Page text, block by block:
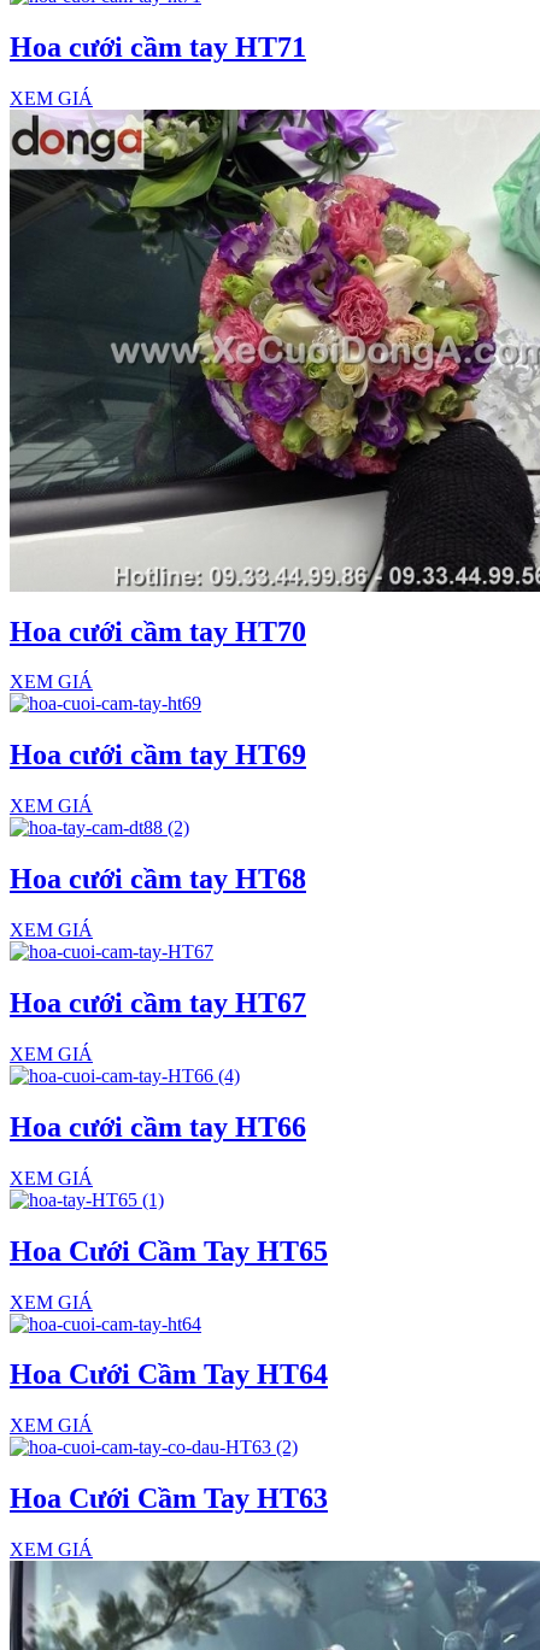
Hoa cưới cầm tay HT71
XEM GIÁ
Hoa cưới cầm tay HT70
XEM GIÁ
Hoa cưới cầm tay HT69
XEM GIÁ
Hoa cưới cầm tay HT68
XEM GIÁ
Hoa cưới cầm tay HT67
XEM GIÁ
Hoa cưới cầm tay HT66
XEM GIÁ
Hoa Cưới Cầm Tay HT65
XEM GIÁ
Hoa Cưới Cầm Tay HT64
XEM GIÁ
Hoa Cưới Cầm Tay HT63
XEM GIÁ